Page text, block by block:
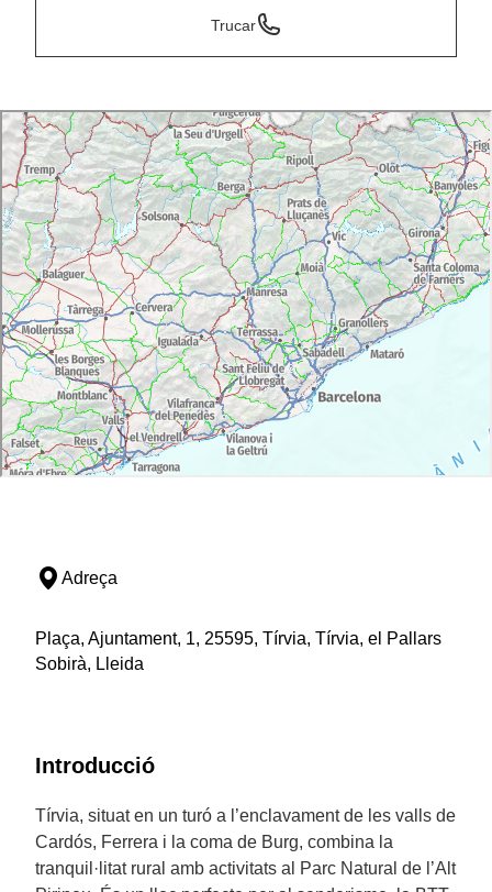
Trucar
Adreça
Plaça, Ajuntament, 1, 25595, Tírvia, Tírvia, el Pallars
Sobirà, Lleida
Introducció
Tírvia, situat en un turó a l’enclavament de les valls de
Cardós, Ferrera i la coma de Burg, combina la
tranquil·litat rural amb activitats al Parc Natural de l’Alt